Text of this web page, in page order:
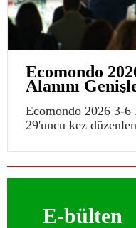
Ecomondo
Alanını
Ecomondo 2026 3-6
29'uncu kez
E-bülten